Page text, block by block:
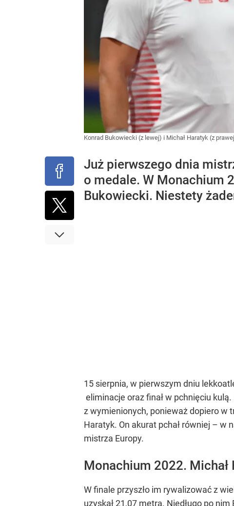
Konrad Bukowiecki (z lewej) i Michał Haratyk (z
Już pierwszego dnia
o medale. W Monachium
Bukowiecki. Niestety
15 sierpnia, w pierwszym dniu
eliminacje oraz finał w pchnięciu
z wymienionych, ponieważ dopiero w
Haratyk. On akurat pchał równiej – w
mistrza Europy.
Monachium 2022.
W finale przyszło im rywalizować z
uzyskał 21,07 metra. Niedługo po